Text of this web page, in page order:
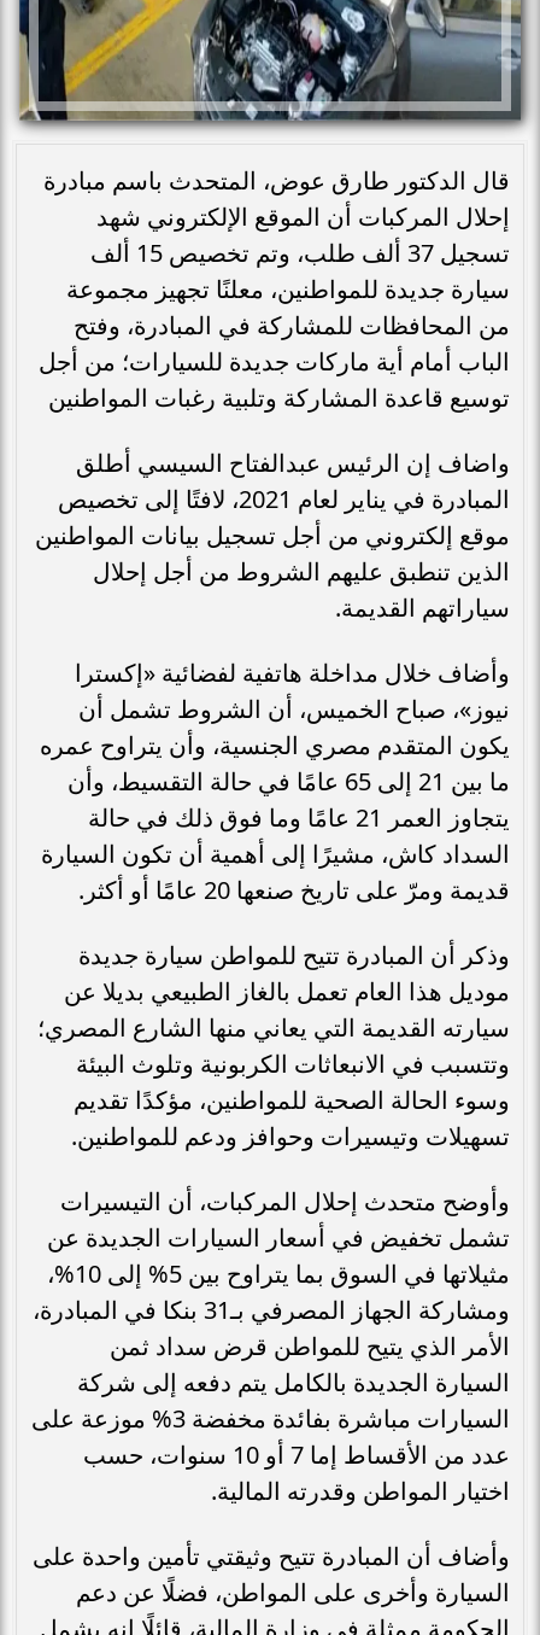
قال الدكتور طارق عوض، المتحدث باسم مبادرة
إحلال المركبات أن الموقع الإلكتروني شهد
تسجيل 37 ألف طلب، وتم تخصيص 15 ألف
سيارة جديدة للمواطنين، معلنًا تجهيز مجموعة
من المحافظات للمشاركة في المبادرة، وفتح
الباب أمام أية ماركات جديدة للسيارات؛ من أجل
توسيع قاعدة المشاركة وتلبية رغبات المواطنين
واضاف إن الرئيس عبدالفتاح السيسي أطلق
المبادرة في يناير لعام 2021، لافتًا إلى تخصيص
موقع إلكتروني من أجل تسجيل بيانات المواطنين
الذين تنطبق عليهم الشروط من أجل إحلال
سياراتهم القديمة.
وأضاف خلال مداخلة هاتفية لفضائية «إكسترا
نيوز»، صباح الخميس، أن الشروط تشمل أن
يكون المتقدم مصري الجنسية، وأن يتراوح عمره
ما بين 21 إلى 65 عامًا في حالة التقسيط، وأن
يتجاوز العمر 21 عامًا وما فوق ذلك في حالة
السداد كاش، مشيرًا إلى أهمية أن تكون السيارة
قديمة ومرّ على تاريخ صنعها 20 عامًا أو أكثر.
وذكر أن المبادرة تتيح للمواطن سيارة جديدة
موديل هذا العام تعمل بالغاز الطبيعي بديلا عن
سيارته القديمة التي يعاني منها الشارع المصري؛
وتتسبب في الانبعاثات الكربونية وتلوث البيئة
وسوء الحالة الصحية للمواطنين، مؤكدًا تقديم
تسهيلات وتيسيرات وحوافز ودعم للمواطنين.
وأوضح متحدث إحلال المركبات، أن التيسيرات
تشمل تخفيض في أسعار السيارات الجديدة عن
مثيلاتها في السوق بما يتراوح بين 5% إلى 10%،
ومشاركة الجهاز المصرفي بـ31 بنكا في المبادرة،
الأمر الذي يتيح للمواطن قرض سداد ثمن
السيارة الجديدة بالكامل يتم دفعه إلى شركة
السيارات مباشرة بفائدة مخفضة 3% موزعة على
عدد من الأقساط إما 7 أو 10 سنوات، حسب
اختيار المواطن وقدرته المالية.
وأضاف أن المبادرة تتيح وثيقتي تأمين واحدة على
السيارة وأخرى على المواطن، فضلًا عن دعم
الحكومة ممثلة في وزارة المالية، قائلًا إنه يشمل